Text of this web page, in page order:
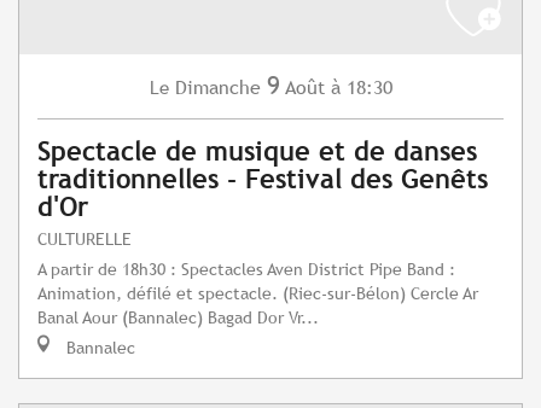
Le Dimanche 9 Août à 18:30
Spectacle de musique et de danses
traditionnelles - Festival des Genêts
d'Or
CULTURELLE
A partir de 18h30 : Spectacles Aven District Pipe Band :
Animation, défilé et spectacle. (Riec-sur-Bélon) Cercle Ar
Banal Aour (Bannalec) Bagad Dor Vr...
Bannalec